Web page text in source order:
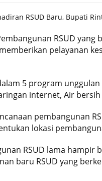
RSUD
pelayanan
5 program
internet, Air
pembangunan
lokasi
RSUD lama hampir
baru RSUD yang